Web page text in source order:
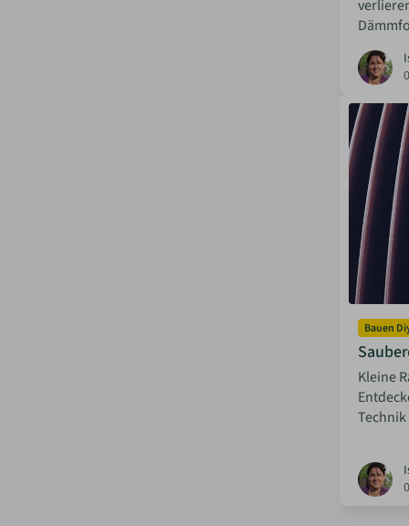
Bauen
Kleine